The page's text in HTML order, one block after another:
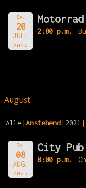
SA.
20
JULI
2024
2:00 p.m.
August
Alle Anstehend 2021
SA.
08
AUG.
2026
City Pub
8:00 p.m.